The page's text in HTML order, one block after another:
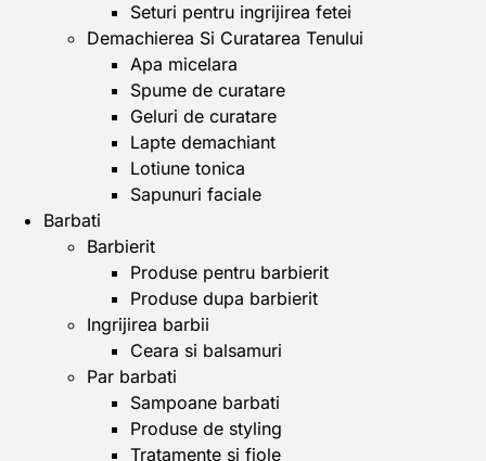
Seturi pentru ingrijirea fetei
Demachierea Si Curatarea Tenului
Apa micelara
Spume de curatare
Geluri de curatare
Lapte demachiant
Lotiune tonica
Sapunuri faciale
Barbati
Barbierit
Produse pentru barbierit
Produse dupa barbierit
Ingrijirea barbii
Ceara si balsamuri
Par barbati
Sampoane barbati
Produse de styling
Tratamente si fiole